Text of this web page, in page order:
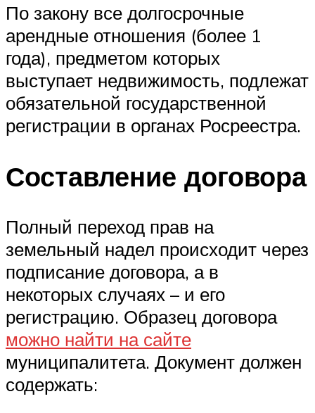
По закону все долгосрочные
арендные отношения (более 1
года), предметом которых
выступает недвижимость, подлежат
обязательной государственной
регистрации в органах Росреестра.
Составление договора
Полный переход прав на
земельный надел происходит через
подписание договора, а в
некоторых случаях – и его
регистрацию. Образец договора
можно найти на сайте
муниципалитета. Документ должен
содержать: